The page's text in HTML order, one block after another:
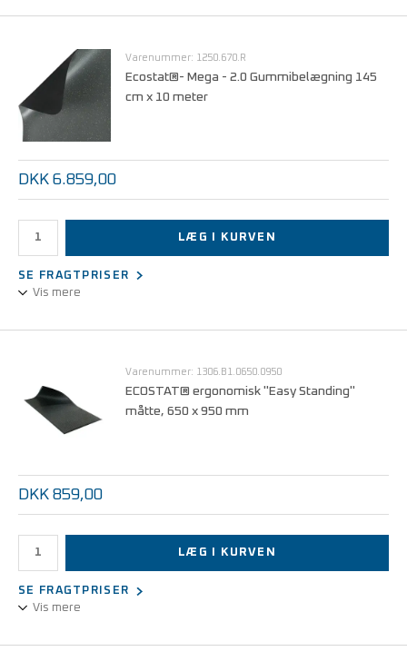
Materiale: 2-lags Gummi.
Elektrostatisk dissipativ gulvbelægning - volumenledende.
Tykkelse 3,5 mm.
Varenummer: 1250.670.R
Ecostat®- Mega - 2.0 Gummibelægning 145
cm x 10 meter
DKK 6.859,00
LÆG I KURVEN
SE FRAGTPRISER
Vis mere
Elektrostatisk dissipativ gulvbelægning - volumenledende.
Tykkelse 2,0 mm.
Varenummer: 1306.B1.0650.0950
ECOSTAT® ergonomisk "Easy Standing"
måtte, 650 x 950 mm
DKK 859,00
LÆG I KURVEN
SE FRAGTPRISER
Vis mere